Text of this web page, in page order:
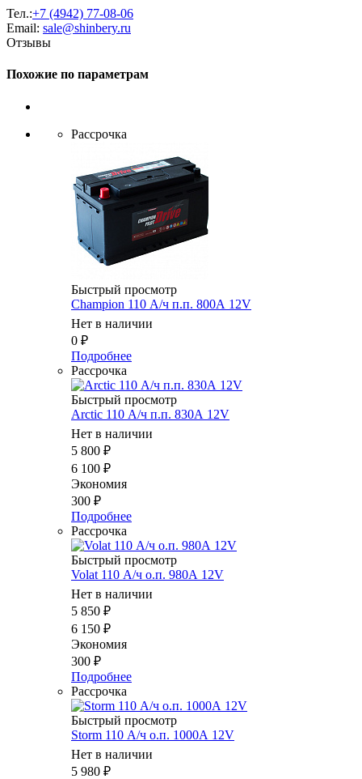
Тел.:+7 (4942) 77-08-06
Email: sale@shinbery.ru
Отзывы
Похожие по параметрам
Рассрочка
Быстрый просмотр
Champion 110 А/ч п.п. 800А 12V
Нет в наличии
0 ₽
Подробнее
Рассрочка
Быстрый просмотр
Arctic 110 А/ч п.п. 830А 12V
Нет в наличии
5 800 ₽
6 100 ₽
Экономия
300 ₽
Подробнее
Рассрочка
Быстрый просмотр
Volat 110 А/ч о.п. 980А 12V
Нет в наличии
5 850 ₽
6 150 ₽
Экономия
300 ₽
Подробнее
Рассрочка
Быстрый просмотр
Storm 110 А/ч о.п. 1000А 12V
Нет в наличии
5 980 ₽